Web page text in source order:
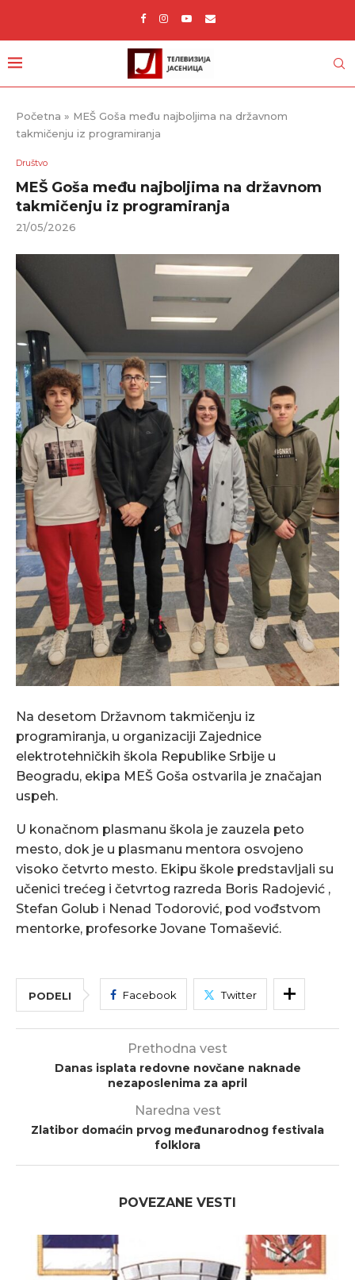
Početna » MEŠ Goša među najboljima na državnom
takmičenju iz programiranja
Društvo
MEŠ Goša među najboljima na državnom
takmičenju iz programiranja
21/05/2026
Na desetom Državnom takmičenju iz
programiranja, u organizaciji Zajednice
elektrotehničkih škola Republike Srbije u
Beogradu, ekipa MEŠ Goša ostvarila je značajan
uspeh.
U konačnom plasmanu škola je zauzela peto
mesto, dok je u plasmanu mentora osvojeno
visoko četvrto mesto. Ekipu škole predstavljali su
učenici trećeg i četvrtog razreda Boris Radojević ,
Stefan Golub i Nenad Todorović, pod vođstvom
mentorke, profesorke Jovane Tomašević.
PODELI Facebook Twitter
Prethodna vest
Danas isplata redovne novčane naknade
nezaposlenima za april
Naredna vest
Zlatibor domaćin prvog međunarodnog festivala
folklora
POVEZANE VESTI